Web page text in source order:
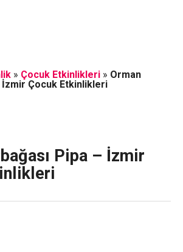
» Çocuk Etkinlikleri» Orman
İzmir Çocuk Etkinlikleri
Pipa – İzmir